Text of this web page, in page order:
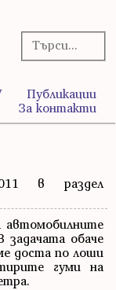
Публикации
За контакти
в раздел
обаче
доста по лоши
гуми на